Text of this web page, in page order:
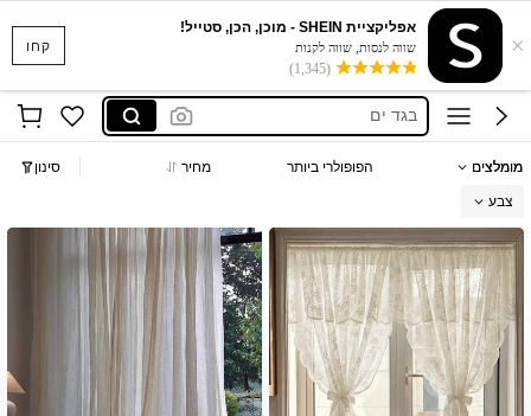
קחו ×
אפליקציית SHEIN - מוכן, הכן, סטייל!
שווה לנסות, שווה לקנות
(1,345)
סקוישים
anewsta שמלות
בגד ים
חצאיות
anewsta שמלות
מומלצים הפופולרי ביותר מחיר סינון
צבע